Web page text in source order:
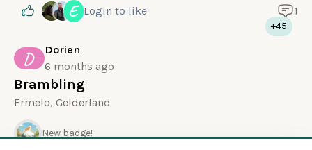
E Login to like 1
D
Dorien
6 months ago
Brambling
Ermelo, Gelderland
+45
New badge!